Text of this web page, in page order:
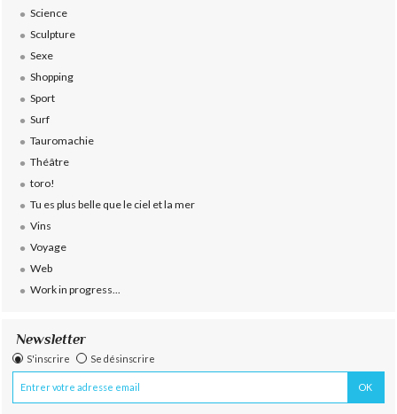
Science
Sculpture
Sexe
Shopping
Sport
Surf
Tauromachie
Théâtre
toro!
Tu es plus belle que le ciel et la mer
Vins
Voyage
Web
Work in progress...
Newsletter
S'inscrire Se désinscrire